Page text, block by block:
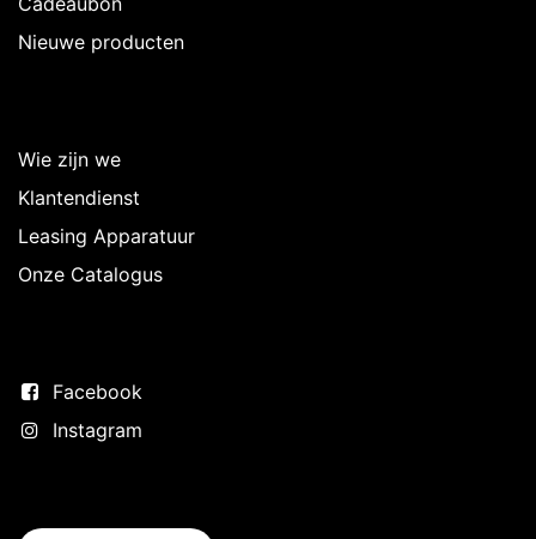
Nieuwe producten
Wie zijn we
Klantendienst
Leasing Apparatuur
Onze Catalogus
Facebook
Instagram